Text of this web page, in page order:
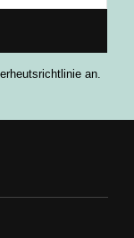
an.